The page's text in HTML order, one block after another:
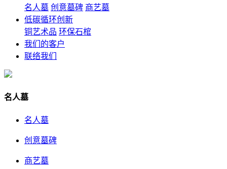
名人墓 创意墓碑 商艺墓
低碳循环创新
铜艺术品 环保石棺
我们的客户
联络我们
名人墓
名人墓
创意墓碑
商艺墓